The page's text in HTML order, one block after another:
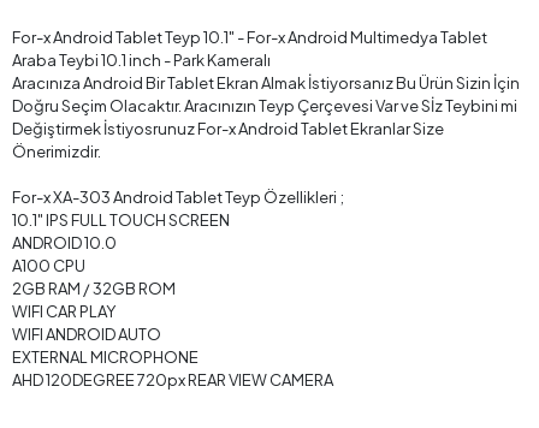
For-x Android Tablet Teyp 10.1" - For-x Android Multimedya Tablet
Araba Teybi 10.1 inch - Park Kameralı
Aracınıza Android Bir Tablet Ekran Almak İstiyorsanız Bu Ürün Sizin İçin
Doğru Seçim Olacaktır. Aracınızın Teyp Çerçevesi Var ve Sİz Teybini mi
Değiştirmek İstiyosrunuz For-x Android Tablet Ekranlar Size
Önerimizdir.
For-x XA-303 Android Tablet Teyp Özellikleri ;
10.1" IPS FULL TOUCH SCREEN
ANDROID 10.0
A100 CPU
2GB RAM / 32GB ROM
WIFI CAR PLAY
WIFI ANDROID AUTO
EXTERNAL MICROPHONE
AHD 120DEGREE 720px REAR VIEW CAMERA